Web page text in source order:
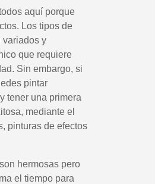
aquí porque
Los tipos de
variados y
que requiere
Sin embargo, si
pintar
tener una primera
mediante el
pinturas de efectos
hermosas pero
el tiempo para